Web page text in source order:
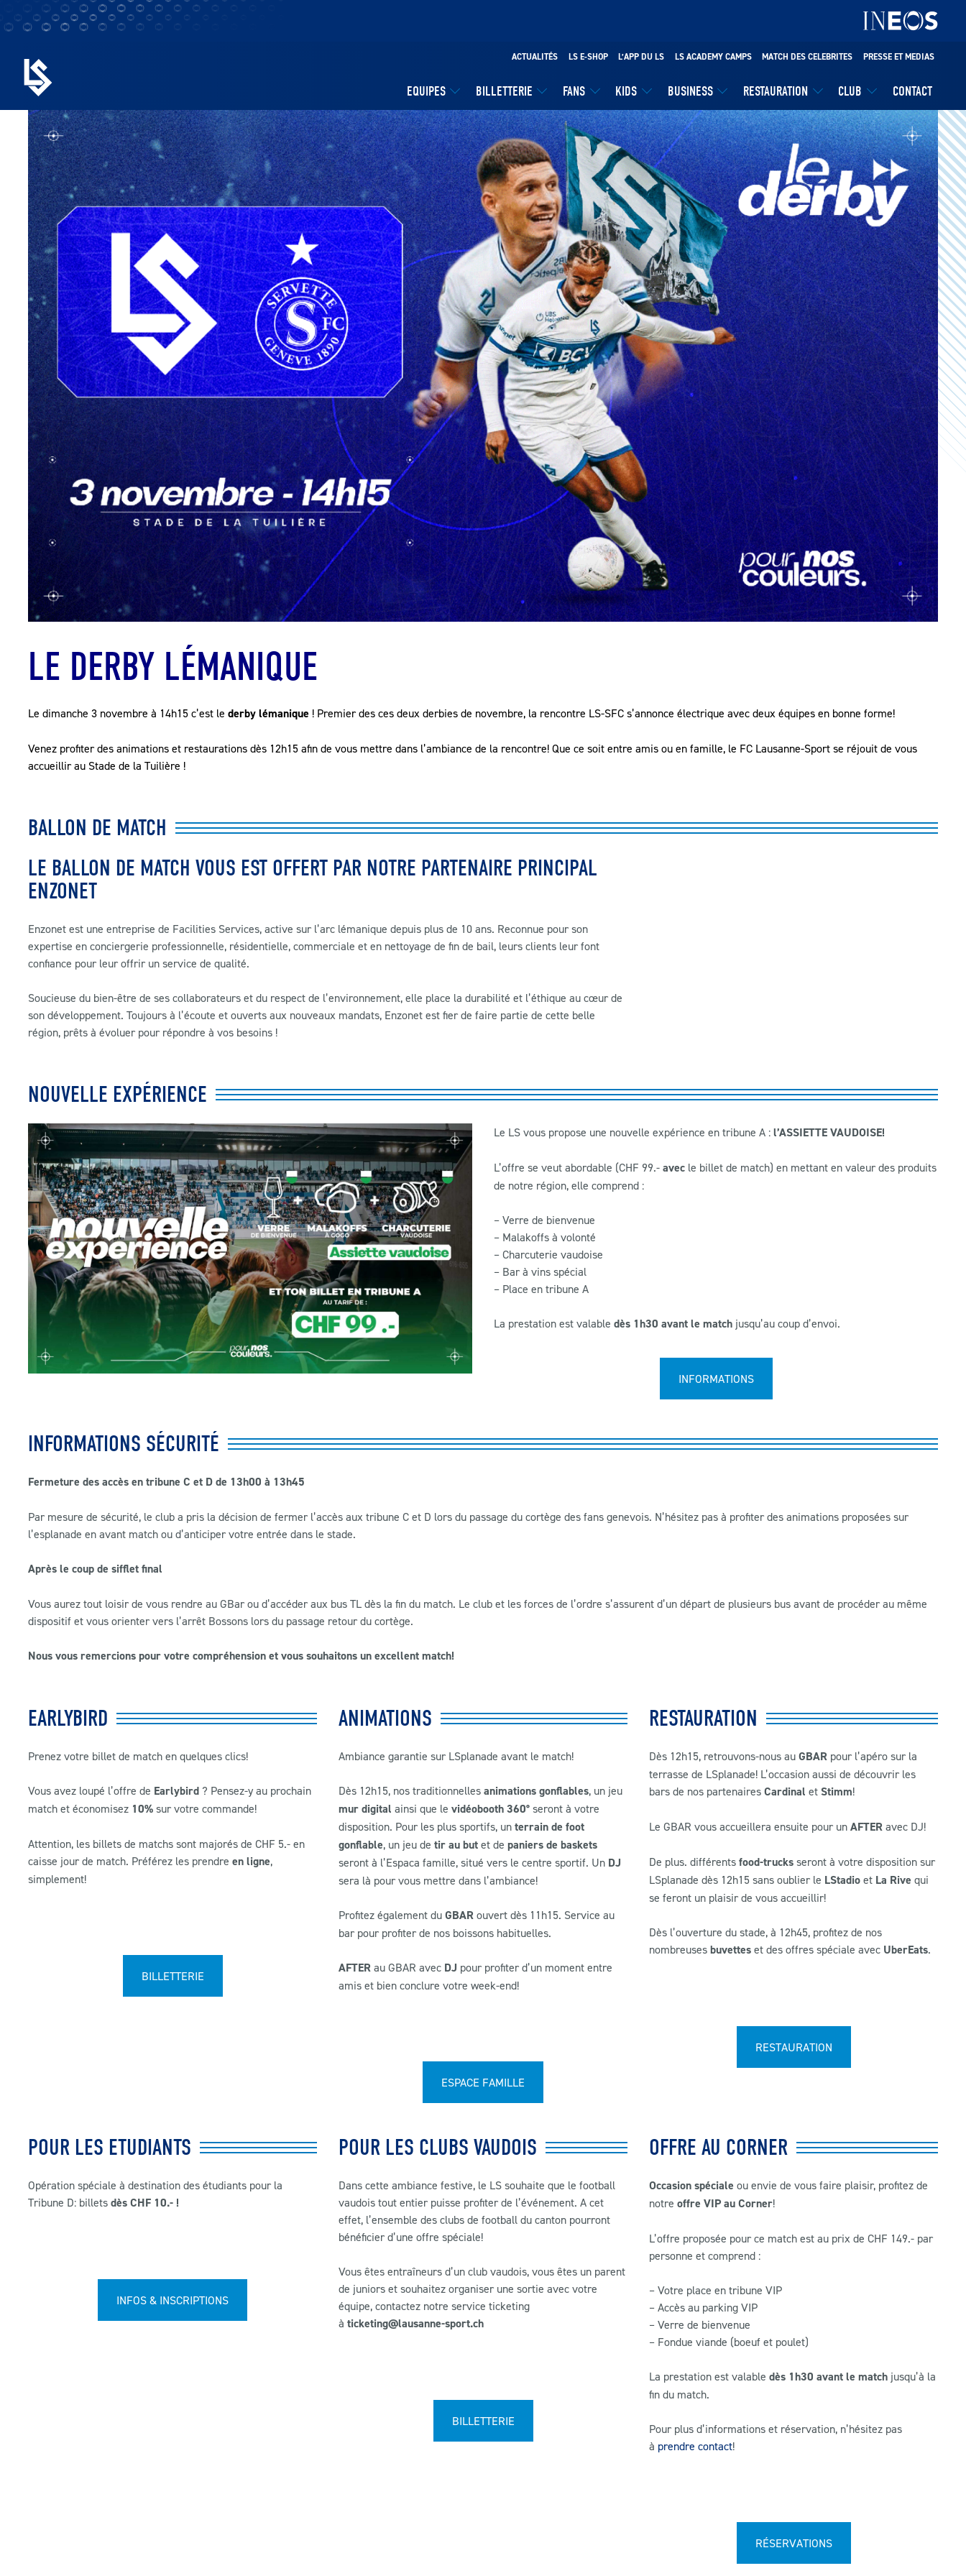
EQUIPES BILLETTERIE FANS KIDS BUSINESS RESTAURATION CLUB CONTACT
ACTUALITÉS LS E-SHOP L’APP DU LS LS ACADEMY CAMPS MATCH DES CELEBRITES PRESSE ET MEDIAS
LE DERBY LÉMANIQUE
Le dimanche 3 novembre à 14h15 c’est le derby lémanique ! Premier des ces deux derbies de novembre, la rencontre LS-SFC s’annonce électrique avec deux équipes en bonne forme!
Venez profiter des animations et restaurations dès 12h15 afin de vous mettre dans l’ambiance de la rencontre! Que ce soit entre amis ou en famille, le FC Lausanne-Sport se réjouit de vous
accueillir au Stade de la Tuilière !
BALLON DE MATCH
LE BALLON DE MATCH VOUS EST OFFERT PAR NOTRE PARTENAIRE PRINCIPAL
ENZONET
Enzonet est une entreprise de Facilities Services, active sur l’arc lémanique depuis plus de 10 ans. Reconnue pour son
expertise en conciergerie professionnelle, résidentielle, commerciale et en nettoyage de fin de bail, leurs clients leur font
confiance pour leur offrir un service de qualité.
Soucieuse du bien-être de ses collaborateurs et du respect de l’environnement, elle place la durabilité et l’éthique au cœur de
son développement. Toujours à l’écoute et ouverts aux nouveaux mandats, Enzonet est fier de faire partie de cette belle
région, prêts à évoluer pour répondre à vos besoins !
NOUVELLE EXPÉRIENCE
Le LS vous propose une nouvelle expérience en tribune A : l’ASSIETTE VAUDOISE!
L’offre se veut abordable (CHF 99.- avec le billet de match) en mettant en valeur des produits
de notre région, elle comprend :
– Verre de bienvenue
– Malakoffs à volonté
– Charcuterie vaudoise
– Bar à vins spécial
– Place en tribune A
La prestation est valable dès 1h30 avant le match jusqu’au coup d’envoi.
INFORMATIONS
INFORMATIONS SÉCURITÉ
Fermeture des accès en tribune C et D de 13h00 à 13h45
Par mesure de sécurité, le club a pris la décision de fermer l’accès aux tribune C et D lors du passage du cortège des fans genevois. N’hésitez pas à profiter des animations proposées sur
l’esplanade en avant match ou d’anticiper votre entrée dans le stade.
Après le coup de sifflet final
Vous aurez tout loisir de vous rendre au GBar ou d’accéder aux bus TL dès la fin du match. Le club et les forces de l’ordre s’assurent d’un départ de plusieurs bus avant de procéder au même
dispositif et vous orienter vers l’arrêt Bossons lors du passage retour du cortège.
Nous vous remercions pour votre compréhension et vous souhaitons un excellent match!
EARLYBIRD
Prenez votre billet de match en quelques clics!
Vous avez loupé l’offre de Earlybird ? Pensez-y au prochain
match et économisez 10% sur votre commande!
Attention, les billets de matchs sont majorés de CHF 5.- en
caisse jour de match. Préférez les prendre en ligne,
simplement!
BILLETTERIE
ANIMATIONS
Ambiance garantie sur LSplanade avant le match!
Dès 12h15, nos traditionnelles animations gonflables, un jeu
mur digital ainsi que le vidéobooth 360° seront à votre
disposition. Pour les plus sportifs, un terrain de foot
gonflable, un jeu de tir au but et de paniers de baskets
seront à l’Espaca famille, situé vers le centre sportif. Un DJ
sera là pour vous mettre dans l’ambiance!
Profitez également du GBAR ouvert dès 11h15. Service au
bar pour profiter de nos boissons habituelles.
AFTER au GBAR avec DJ pour profiter d’un moment entre
amis et bien conclure votre week-end!
ESPACE FAMILLE
RESTAURATION
Dès 12h15, retrouvons-nous au GBAR pour l’apéro sur la
terrasse de LSplanade! L’occasion aussi de découvrir les
bars de nos partenaires Cardinal et Stimm!
Le GBAR vous accueillera ensuite pour un AFTER avec DJ!
De plus. différents food-trucks seront à votre disposition sur
LSplanade dès 12h15 sans oublier le LStadio et La Rive qui
se feront un plaisir de vous accueillir!
Dès l’ouverture du stade, à 12h45, profitez de nos
nombreuses buvettes et des offres spéciale avec UberEats.
RESTAURATION
POUR LES ETUDIANTS
Opération spéciale à destination des étudiants pour la
Tribune D: billets dès CHF 10.- !
INFOS & INSCRIPTIONS
POUR LES CLUBS VAUDOIS
Dans cette ambiance festive, le LS souhaite que le football
vaudois tout entier puisse profiter de l’événement. A cet
effet, l’ensemble des clubs de football du canton pourront
bénéficier d’une offre spéciale!
Vous êtes entraîneurs d’un club vaudois, vous êtes un parent
de juniors et souhaitez organiser une sortie avec votre
équipe, contactez notre service ticketing
à ticketing@lausanne-sport.ch
BILLETTERIE
OFFRE AU CORNER
Occasion spéciale ou envie de vous faire plaisir, profitez de
notre offre VIP au Corner!
L’offre proposée pour ce match est au prix de CHF 149.- par
personne et comprend :
– Votre place en tribune VIP
– Accès au parking VIP
– Verre de bienvenue
– Fondue viande (boeuf et poulet)
La prestation est valable dès 1h30 avant le match jusqu’à la
fin du match.
Pour plus d’informations et réservation, n’hésitez pas
à prendre contact!
RÉSERVATIONS